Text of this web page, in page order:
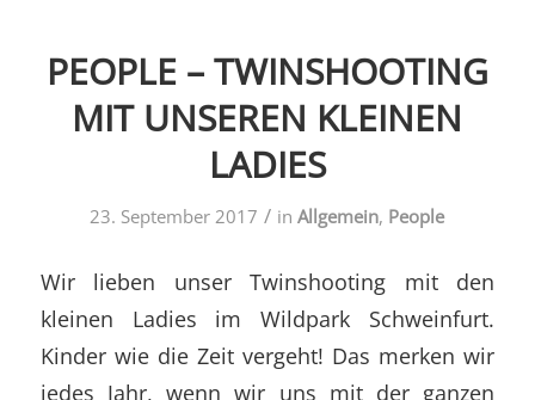
PEOPLE – TWINSHOOTING
MIT UNSEREN KLEINEN
LADIES
23. September 2017 / inAllgemein, People
Wir lieben unser Twinshooting mit den
kleinen Ladies im Wildpark Schweinfurt.
Kinder wie die Zeit vergeht! Das merken wir
jedes Jahr, wenn wir uns mit der ganzen